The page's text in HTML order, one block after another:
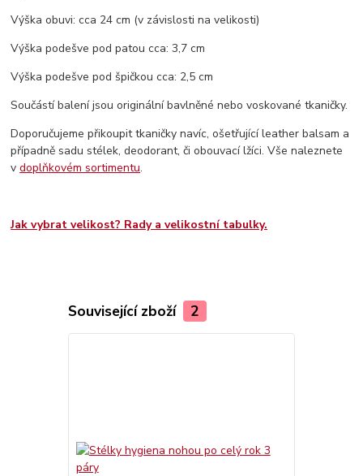
Výška obuvi: cca 24 cm (v závislosti na velikosti)
Výška podešve pod patou cca: 3,7 cm
Výška podešve pod špičkou cca: 2,5 cm
Součástí balení jsou originální bavlněné nebo voskované tkaničky.
Doporučujeme přikoupit tkaničky navíc, ošetřující leather balsam a
případně sadu stélek, deodorant, či obouvací lžíci. Vše naleznete
vdoplňkovém sortimentu.
Jak vybrat velikost? Rady a velikostní tabulky.
Související zboží 2